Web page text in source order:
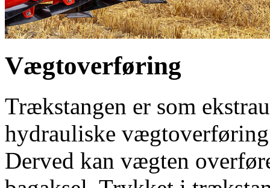
Vægtoverføring
Trækstangen er som
hydrauliske
Derved kan vægten